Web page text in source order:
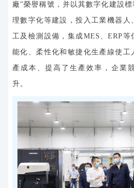
廠”榮譽稱號，并以其數字化建設
理數字化等建設，投入工業機器人
工及檢測設備，集成MES、ERP
能化、柔性化和敏捷化生產線使工
產成本、提高了生產效率，企業
升。